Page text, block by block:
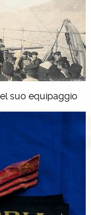
suo equipaggio